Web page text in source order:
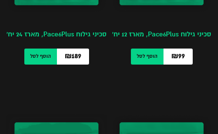
סכיני גילוח Pace6Plus, מארז 12 יח’
₪99 הוסף לסל
סכיני גילוח Pace6Plus, מארז 24 יח’
₪189 הוסף לסל